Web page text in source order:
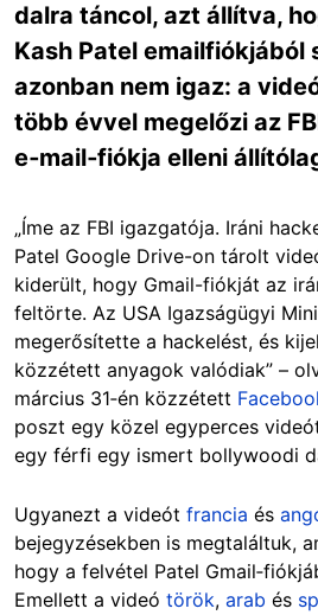
dalra táncol, azt állítva,
Kash Patel emailfiókjából
azonban nem igaz: a
több évvel megelőzi az
e‑mail‑fiókja elleni
„Íme az FBI igazgatója. Iráni
Patel Google Drive-on tárolt
kiderült, hogy Gmail-fiókját az
feltörte. Az USA Igazságügyi
megerősítette a hackelést, és
közzétett anyagok valódiak” –
március 31‑én közzétett
poszt egy közel egyperces
egy férfi egy ismert bollywoodi
Ugyanezt a videót francia és
bejegyzésekben is megtaláltuk,
hogy a felvétel Patel
Emellett a videó török, arab és